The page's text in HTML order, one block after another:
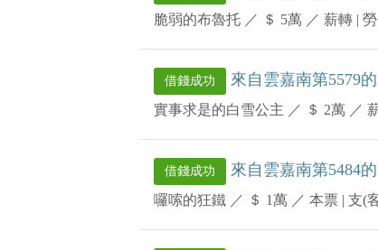
脆弱的布魯托 ／ ＄ 5萬 ／ 薪轉 |
借錢成功 來自雲嘉南第5579
實事求是的白雪公主 ／ ＄ 2萬 ／
借錢成功 來自雲嘉南第5484
囉嗦的狂鐵 ／ ＄ 1萬 ／ 本票 | 支(